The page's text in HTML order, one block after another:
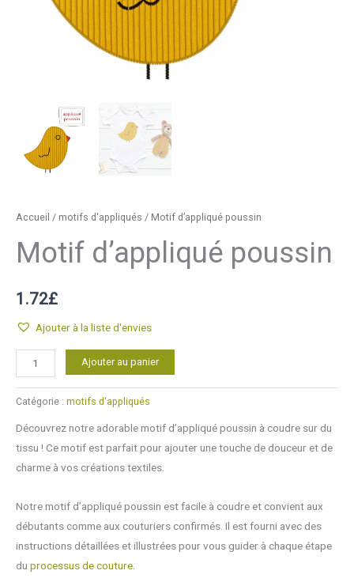
Accueil / motifs d'appliqués / Motif d’appliqué poussin
Motif d’appliqué poussin
1.72£
Ajouter à la liste d'envies
quantité
de
Motif
Ajouter au panier
Catégorie : motifs d'appliqués
Découvrez notre adorable motif d’appliqué poussin à coudre sur du
tissu ! Ce motif est parfait pour ajouter une touche de douceur et de
charme à vos créations textiles.
Notre motif d’appliqué poussin est facile à coudre et convient aux
débutants comme aux couturiers confirmés. Il est fourni avec des
instructions détaillées et illustrées pour vous guider à chaque étape
du processus de couture